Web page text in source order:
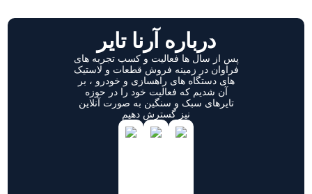
درباره آرنا تایر
پس از سال ها فعالیت و کسب تجربه های
فراوان در زمینه فروش قطعات و لاستیک
های دستگاه های راهسازی و خودرو ، بر
آن شدیم که فعالیت خود را در حوزه
تایرهای سبک و سنگین به صورت آنلاین
نیز گسترش دهیم